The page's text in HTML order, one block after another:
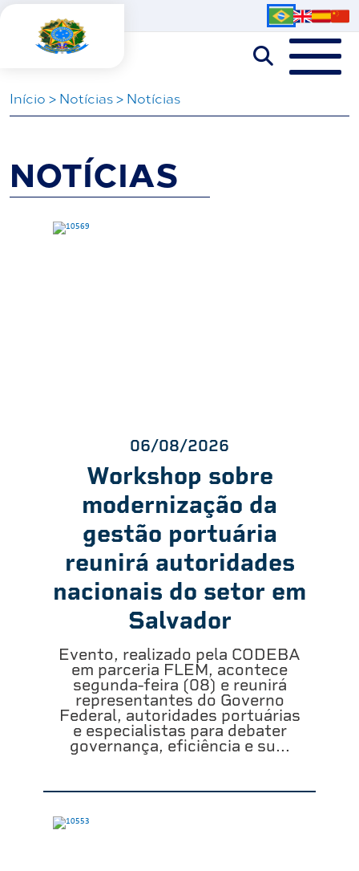
Iní­cio > Notícias> Notícias
NOTÍCIAS
06/08/2026
Workshop sobre
modernização da
gestão portuária
reunirá autoridades
nacionais do setor em
Salvador
Evento, realizado pela CODEBA
em parceria FLEM, acontece
segunda-feira (08) e reunirá
representantes do Governo
Federal, autoridades portuárias
e especialistas para debater
governança, eficiência e su...